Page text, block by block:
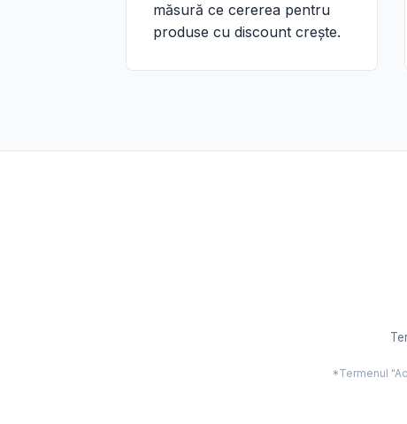
măsură ce cererea pentru
produse cu discount crește.
*Termenul